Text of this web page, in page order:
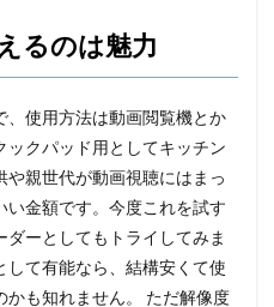
るのは魅力
、使用方法は動画閲覧機とか
ックパッド用としてキッチン
親世代が動画視聴にはまっ
い金額です。今度これを試す
ーとしてもトライしてみま
て有能なら、結構安くて使
かも知れません。 ただ解像度